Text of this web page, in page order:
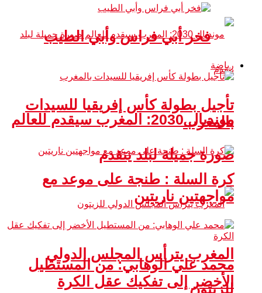
مونديال 2030: المغرب سيقدم للعالم
صورة جميلة لبلد يتقدم
المغرب يترأس المجلس الدولي
للزيتون
فخر أبي فراس وأبي الطيب
رياضة
تأجيل بطولة كأس إفريقيا للسيدات
بالمغرب
كرة السلة : طنجة على موعد مع
مواجهتين ناريتين
محمد علي الوهابي: من المستطيل
الأخضر إلى تفكيك عقل الكرة